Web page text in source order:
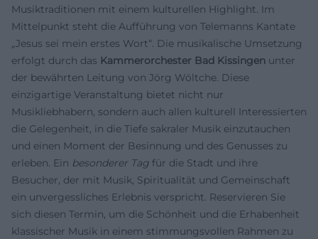
Musiktraditionen mit einem kulturellen Highlight. Im
Mittelpunkt steht die Aufführung von Telemanns Kantate
„Jesus sei mein erstes Wort“. Die musikalische Umsetzung
erfolgt durch das Kammerorchester Bad Kissingen unter
der bewährten Leitung von Jörg Wöltche. Diese
einzigartige Veranstaltung bietet nicht nur
Musikliebhabern, sondern auch allen kulturell Interessierten
die Gelegenheit, in die Tiefe sakraler Musik einzutauchen
und einen Moment der Besinnung und des Genusses zu
erleben. Ein besonderer Tag für die Stadt und ihre
Besucher, der mit Musik, Spiritualität und Gemeinschaft
ein unvergessliches Erlebnis verspricht. Reservieren Sie
sich diesen Termin, um die Schönheit und die Erhabenheit
klassischer Musik in einem stimmungsvollen Rahmen zu